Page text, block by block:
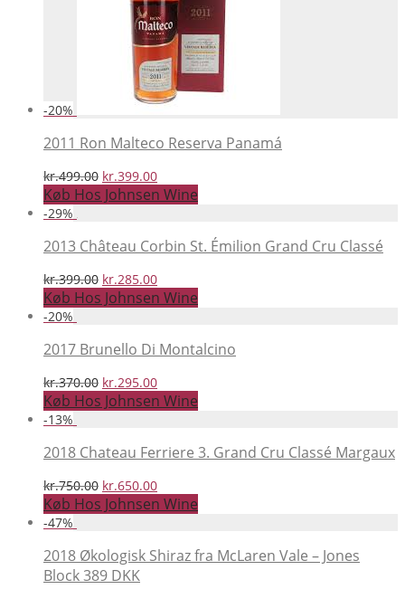
-20%
2011 Ron Malteco Reserva Panamá
kr.499.00 Den
oprindelige
pris
kr.499.00.
kr.399.00Den
aktuelle
pris
kr.399.00.
Køb Hos Johnsen Wine
-29%
2013 Château Corbin St. Émilion Grand Cru Classé
kr.399.00 Den
oprindelige
pris
kr.399.00.
kr.285.00Den
aktuelle
pris
kr.285.00.
Køb Hos Johnsen Wine
-20%
2017 Brunello Di Montalcino
kr.370.00 Den
oprindelige
pris
kr.370.00.
kr.295.00Den
aktuelle
pris
kr.295.00.
Køb Hos Johnsen Wine
-13%
2018 Chateau Ferriere 3. Grand Cru Classé Margaux
kr.750.00 Den
oprindelige
pris
kr.750.00.
kr.650.00Den
aktuelle
pris
kr.650.00.
Køb Hos Johnsen Wine
-47%
2018 Økologisk Shiraz fra McLaren Vale – Jones
Block 389 DKK